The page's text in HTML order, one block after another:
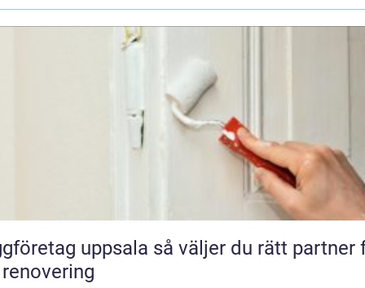
uppsala så väljer du rätt partner för